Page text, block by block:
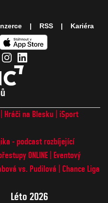
Hráči na Blesku
iSport
- podcast rozbíjející
ONLINE
Eventový
vs. Pudilová
Chance Liga
Léto 2026
RSS Kariéra